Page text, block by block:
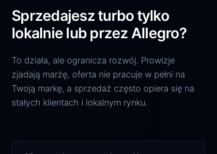
Sprzedajesz turbo tylko
lokalnie lub przez Allegro?
To działa, ale ogranicza rozwój. Prowizje
zjadają marżę, oferta nie pracuje w pełni na
Twoją markę, a sprzedaż często opiera się na
stałych klientach i lokalnym rynku.